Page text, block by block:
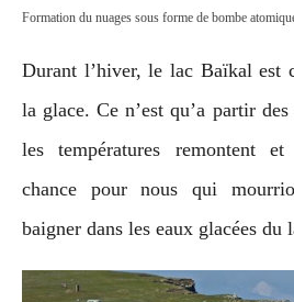
Formation du nuages sous forme de bombe
Durant l’hiver, le lac Baïkal est
la glace. Ce n’est qu’a partir
les températures remontent
chance pour nous qui
baigner dans les eaux glacées du